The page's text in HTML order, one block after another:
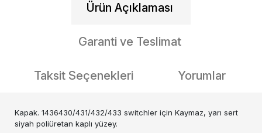
Ürün Açıklaması
Garanti ve Teslimat
Taksit Seçenekleri Yorumlar
Kapak. 1436430/431/432/433 switchler için Kaymaz, yarı sert
siyah poliüretan kaplı yüzey.